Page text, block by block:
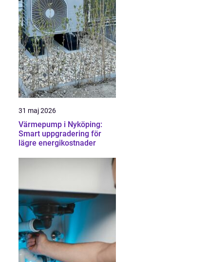
31 maj 2026
Värmepump i Nyköping:
Smart uppgradering för
lägre energikostnader